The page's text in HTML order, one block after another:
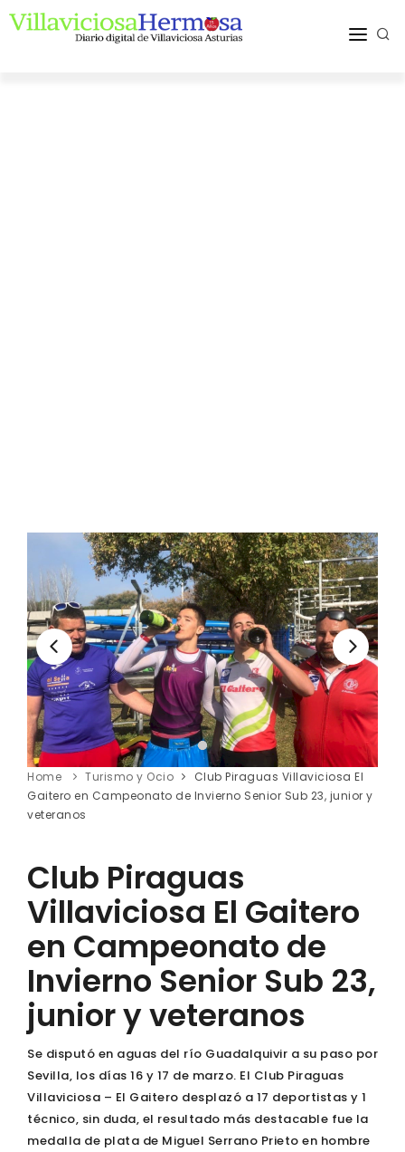
Home Turismo y Ocio
Club Piraguas Villaviciosa El
Gaitero en Campeonato de Invierno Senior Sub 23, junior y
veteranos
Club Piraguas
Villaviciosa El Gaitero
en Campeonato de
Invierno Senior Sub 23,
junior y veteranos
Se disputó en aguas del río Guadalquivir a su paso por
Sevilla, los días 16 y 17 de marzo. El Club Piraguas
Villaviciosa – El Gaitero desplazó a 17 deportistas y 1
técnico, sin duda, el resultado más destacable fue la
medalla de plata de Miguel Serrano Prieto en hombre